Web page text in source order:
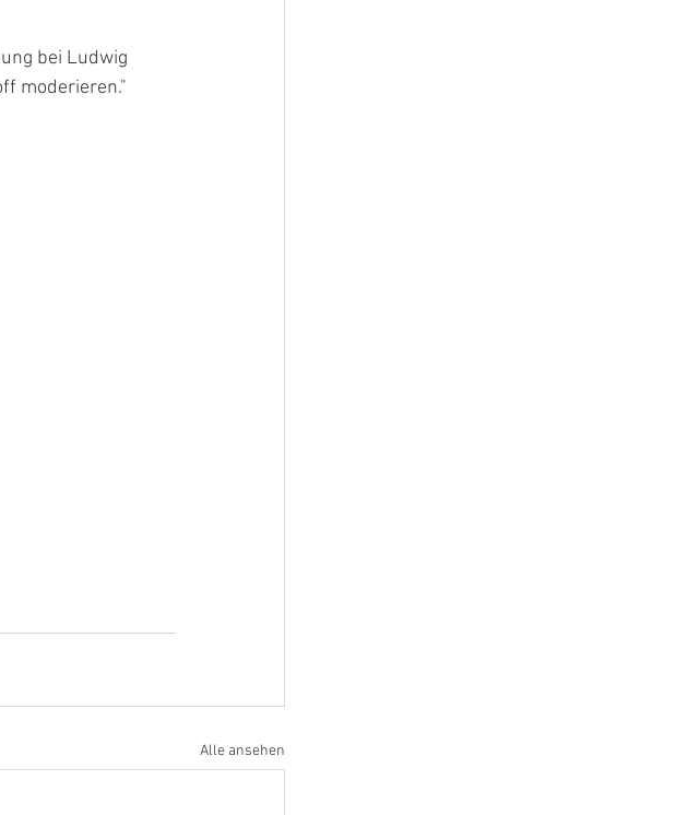
bei Ludwig
moderieren."
Alle ansehen